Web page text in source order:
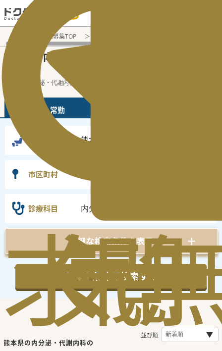
求
気
閲
医師転職・求人募集TOP
熊本県 の内分泌・代謝内科
熊本県の内分泌・代謝内科の常勤の医師求
常勤
熊本県
市区町村
診療科目 内分泌・代謝内科
詳細な検索条件を表示
この条件で検索する
熊本県の内分泌・代謝内科の
並び順